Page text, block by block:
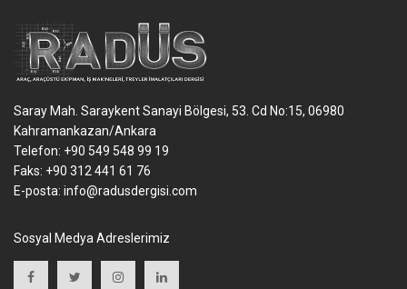
Saray Mah. Saraykent Sanayi Bölgesi, 53. Cd No:15, 06980
Kahramankazan/Ankara
Telefon: +90 549 548 99 19
Faks: +90 312 441 61 76
E-posta: info@radusdergisi.com
Sosyal Medya Adreslerimiz